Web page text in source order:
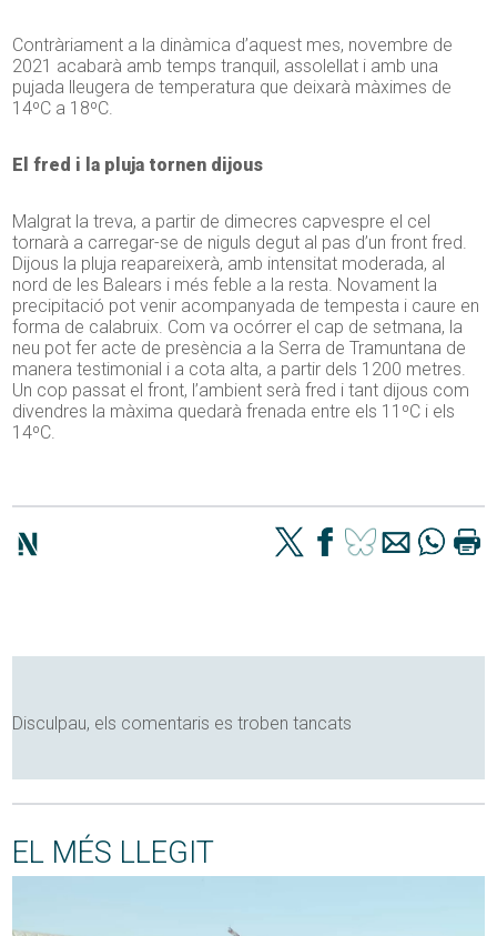
Contràriament a la dinàmica d’aquest mes, novembre de
2021 acabarà amb temps tranquil, assolellat i amb una
pujada lleugera de temperatura que deixarà màximes de
14ºC a 18ºC.
El fred i la pluja tornen dijous
Malgrat la treva, a partir de dimecres capvespre el cel
tornarà a carregar-se de niguls degut al pas d’un front fred.
Dijous la pluja reapareixerà, amb intensitat moderada, al
nord de les Balears i més feble a la resta. Novament la
precipitació pot venir acompanyada de tempesta i caure en
forma de calabruix. Com va ocórrer el cap de setmana, la
neu pot fer acte de presència a la Serra de Tramuntana de
manera testimonial i a cota alta, a partir dels 1200 metres.
Un cop passat el front, l’ambient serà fred i tant dijous com
divendres la màxima quedarà frenada entre els 11ºC i els
14ºC.
Disculpau, els comentaris es troben tancats
EL MÉS LLEGIT